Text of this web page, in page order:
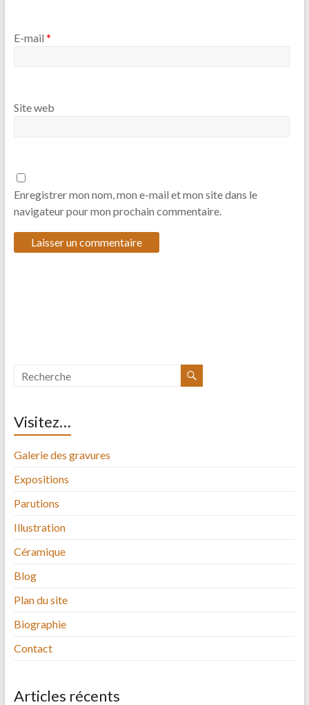
E-mail *
Site web
Enregistrer mon nom, mon e-mail et mon site dans le
navigateur pour mon prochain commentaire.
Visitez…
Galerie des gravures
Expositions
Parutions
Illustration
Céramique
Blog
Plan du site
Biographie
Contact
Articles récents